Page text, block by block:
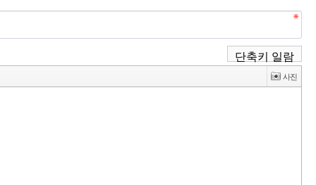
단축키 일람